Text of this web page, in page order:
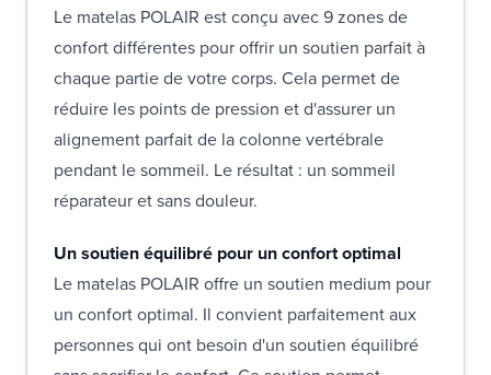
Le matelas POLAIR est conçu avec 9 zones de
confort différentes pour offrir un soutien parfait à
chaque partie de votre corps. Cela permet de
réduire les points de pression et d'assurer un
alignement parfait de la colonne vertébrale
pendant le sommeil. Le résultat : un sommeil
réparateur et sans douleur.
Un soutien équilibré pour un confort optimal
Le matelas POLAIR offre un soutien medium pour
un confort optimal. Il convient parfaitement aux
personnes qui ont besoin d'un soutien équilibré